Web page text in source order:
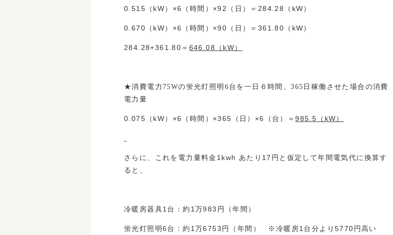
0.515（kW）×6（時間）×92（日）＝284.28（kW）
0.670（kW）×6（時間）×90（日）＝361.80（kW）
284.28+361.80＝ 646.08（kW）
★消費電力75Wの蛍光灯照明6台を一日６時間、365日稼働させた場合の消費
電力量
0.075（kW）×6（時間）×365（日）×6（台）＝985.5（kW）
さらに、これを電力量料金1kwh あたり17円と仮定して年間電気代に換算す
ると、
冷暖房器具1台：約1万983円（年間）
蛍光灯照明6台：約1万6753円（年間） ※冷暖房1台分より5770円高い